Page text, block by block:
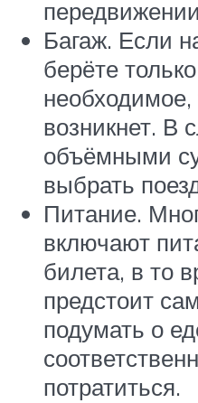
Багаж. Если
берёте
возникнет. В
объёмными
выбрать
Питание.
включают
билета, в то
предстоит
подумать о
потратиться.